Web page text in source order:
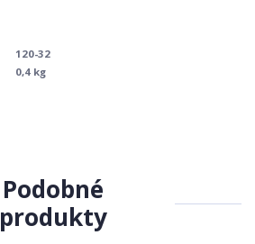
120-32
0,4 kg
Podobné
produkty